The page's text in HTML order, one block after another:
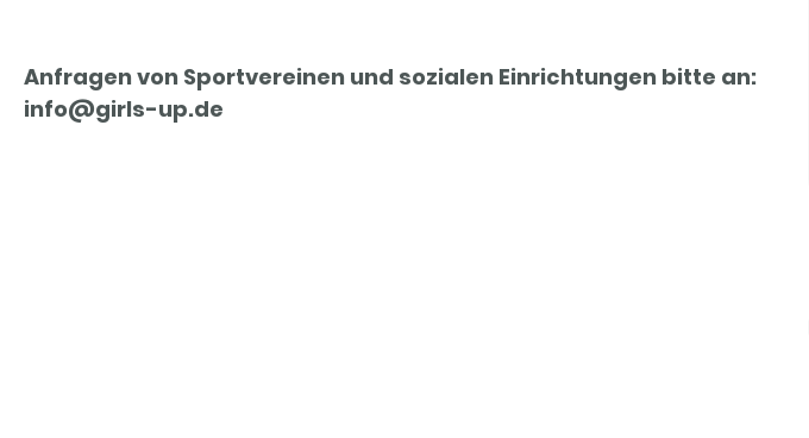
Anfragen von Sportvereinen und sozialen Einrichtungen bitte an:
info@girls-up.de